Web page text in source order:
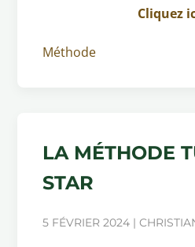
Cliquez
Méthode
LA MÉTHODE
STAR
5 FÉVRIER 2024 |